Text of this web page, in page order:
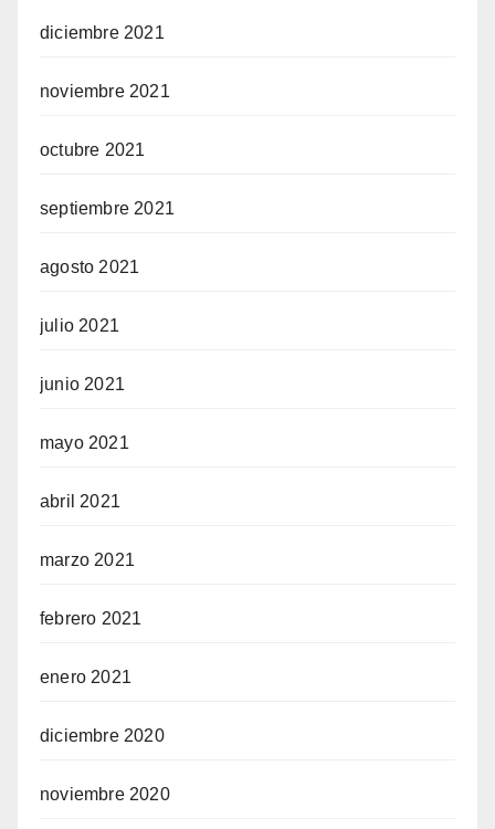
diciembre 2021
noviembre 2021
octubre 2021
septiembre 2021
agosto 2021
julio 2021
junio 2021
mayo 2021
abril 2021
marzo 2021
febrero 2021
enero 2021
diciembre 2020
noviembre 2020